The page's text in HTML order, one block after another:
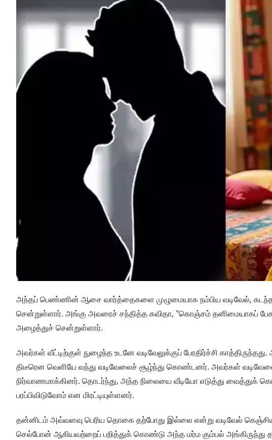
அந்தப் பெண்ணின் ஆசை வார்த்தைகளை முழுமையாக நம்பிய வடிவேல், கடந்த
சென்றுள்ளார். அங்கு அவரைச் சந்தித்த கவிதா, "கொஞ்சம் தனிமையாகப்
அழைத்துச் சென்றுள்ளார்.
அவர்கள் வீட்டிற்குள் நுழைந்த உடனே வடிவேலுக்குப் பேரதிர்ச்சி
திடீரென வெளியே வந்து வடிவேலைச் சூழ்ந்து கொண்டனர். அவர்கள்
நிர்வாணமாக்கினர். தொடர்ந்து, அந்த நிலையை வீடியோ எடுத்து வைத்துக்
பரப்பிவிடுவோம் என மிரட்டியுள்ளனர்.
தன்னிடம் அவ்வளவு பெரிய தொகை தற்போது இல்லை என்று வடிவேல்
செல்போன் ஆகியவற்றைப் பறித்துக் கொண்டு அந்த மர்ம கும்பல் அங்கிருந்து